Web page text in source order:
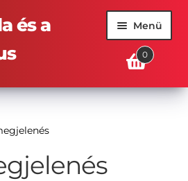
és a
0
Menü